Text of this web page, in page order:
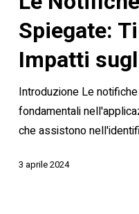
Spiegate:
Tipi,
Procedure
e
Impatti
sugli
Individui
Spiegate:
Impatti
Introduzione Le
fondamentali
che assistono
3 aprile 2024